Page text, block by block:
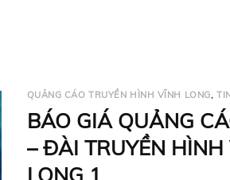
QUẢNG CÁO TRUYỀN HÌNH VĨNH LONG,
BÁO GIÁ QUẢNG
– ĐÀI TRUYỀN HÌNH
LONG 1